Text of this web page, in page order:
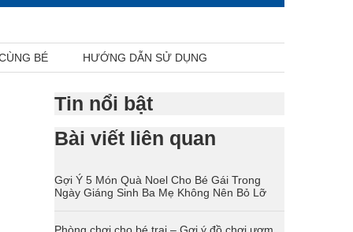
BÉ HƯỚNG DẪN SỬ DỤNG
Tin nổi bật
Bài viết liên quan
Gợi Ý 5 Món Quà Noel Cho Bé Gái Trong
Ngày Giáng Sinh Ba Mẹ Không Nên Bỏ Lỡ